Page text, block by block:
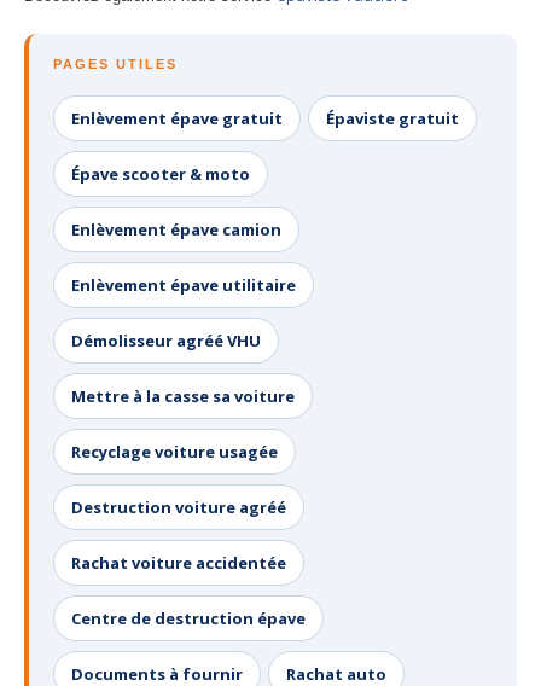
PAGES UTILES
Enlèvement épave gratuit Épaviste gratuit
Épave scooter & moto
Enlèvement épave camion
Enlèvement épave utilitaire
Démolisseur agréé VHU
Mettre à la casse sa voiture
Recyclage voiture usagée
Destruction voiture agréé
Rachat voiture accidentée
Centre de destruction épave
Documents à fournir Rachat auto